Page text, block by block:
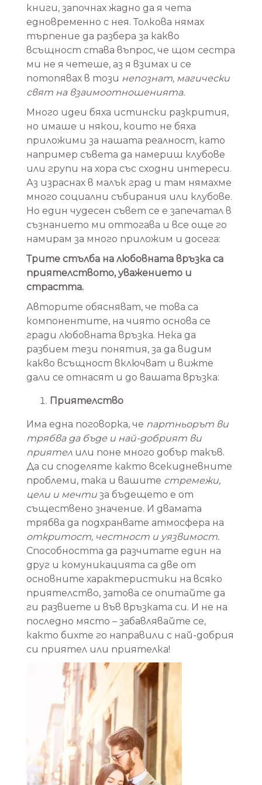
книги, започнах жадно да я чета
едновременно с нея. Толкова нямах
търпение да разбера за какво
всъщност става въпрос, че щом сестра
ми не я четеше, аз я взимах и се
потопявах в този непознат, магически
свят на взаимоотношенията.
Много идеи бяха истински разкрития,
но имаше и някои, които не бяха
приложими за нашата реалност, като
например съвета да намериш клубове
или групи на хора със сходни интереси.
Аз израснах в малък град и там нямахме
много социални събирания или клубове.
Но един чудесен съвет се е запечатал в
съзнанието ми оттогава и все още го
намирам за много приложим и досега:
Трите стълба на любовната връзка са
приятелството, уважението и
страстта.
Авторите обясняват, че това са
компонентите, на чиято основа се
гради любовната връзка. Нека да
разбием тези понятия, за да видим
какво всъщност включват и вижте
дали се отнасят и до вашата връзка:
Приятелство
Има една поговорка, че партньорът ви
трябва да бъде и най-добрият ви
приятелили поне много добър такъв.
Да си споделяте както всекидневните
проблеми, така и вашите стремежи,
цели и мечтиза бъдещето е от
съществено значение. И двамата
трябва да подхранвате атмосфера на
откритост, честност и уязвимост.
Способността да разчитате един на
друг и комуникацията са две от
основните характеристики на всяко
приятелство, затова се опитайте да
ги развиете и във връзката си. И не на
последно място – забавлявайте се,
както бихте го направили с най-добрия
си приятел или приятелка!